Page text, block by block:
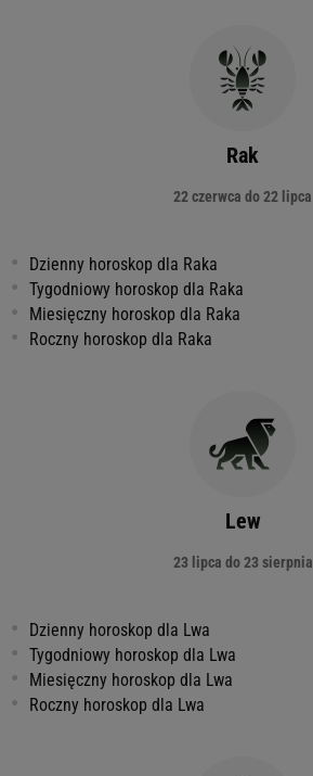
Rak
22 czerwca do 22 lipca
Dzienny horoskop dla Raka
Tygodniowy horoskop dla Raka
Miesięczny horoskop dla Raka
Roczny horoskop dla Raka
Lew
23 lipca do 23 sierpnia
Dzienny horoskop dla Lwa
Tygodniowy horoskop dla Lwa
Miesięczny horoskop dla Lwa
Roczny horoskop dla Lwa